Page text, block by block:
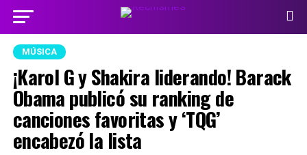
MÚSICA
¡Karol G y Shakira liderando! Barack
Obama publicó su ranking de
canciones favoritas y ‘TQG’
encabezó la lista